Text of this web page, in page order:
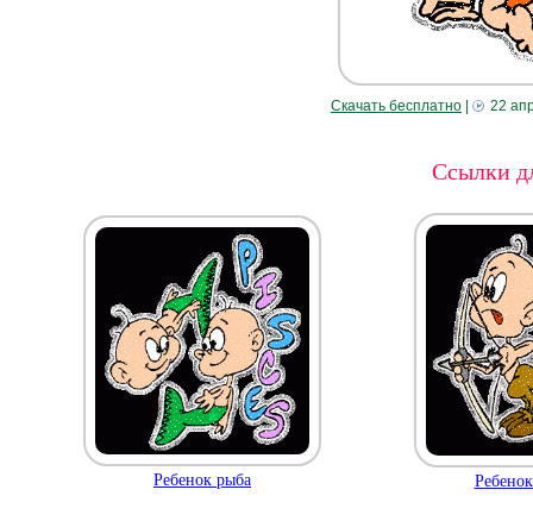
Скачать бесплатно 22
Ссылки
Ребенок рыба